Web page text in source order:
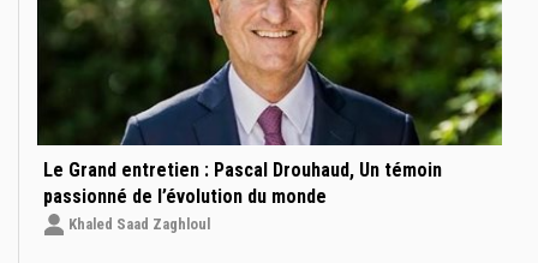
Le Grand entretien : Pascal Drouhaud, Un témoin
passionné de l’évolution du monde
Khaled Saad Zaghloul